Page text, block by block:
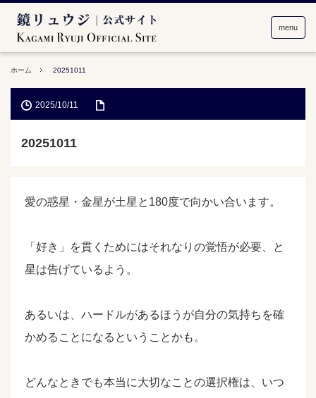
menu
ホーム 20251011
2025/10/11
20251011
愛の惑星・金星が土星と180度で向かい合います。
「好き」を貫くためにはそれなりの覚悟が必要、と
星は告げているよう。
あるいは、ハードルがあるほうが自分の気持ちを確
かめることになるということかも。
どんなときでも本当に大切なことの選択権は、いつ